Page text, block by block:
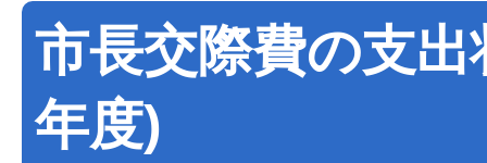
市長交際費の支
年度)